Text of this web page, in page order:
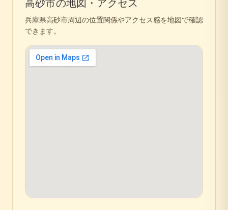
高砂市の地図・アクセス
兵庫県高砂市周辺の位置関係やアクセス感を地図で確認
できます。